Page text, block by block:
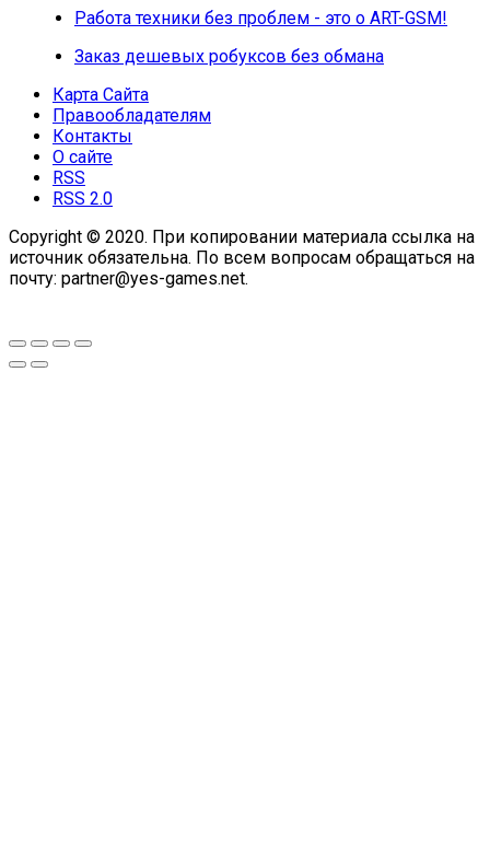
Работа техники без проблем - это о ART-GSM!
Заказ дешевых робуксов без обмана
Карта Сайта
Правообладателям
Контакты
О сайте
RSS
RSS 2.0
Copyright © 2020. При копировании материала ссылка на
источник обязательна. По всем вопросам обращаться на
почту: partner@yes-games.net.